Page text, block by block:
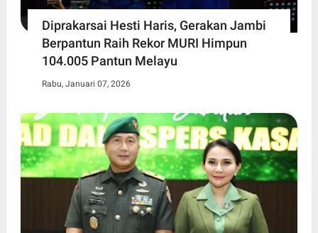
Diprakarsai Hesti Haris, Gerakan Jambi
Berpantun Raih Rekor MURI Himpun
104.005 Pantun Melayu
Rabu, Januari 07, 2026